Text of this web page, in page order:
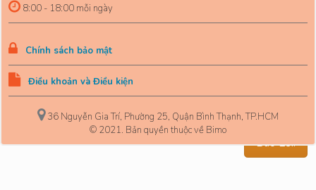
Báo Lỗi!
8:00 - 18:00 mỗi ngày
Chính sách bảo mật
Điều khoản và Điều kiện
36 Nguyễn Gia Trí, Phường 25, Quận Bình Thạnh, TP.HCM
© 2021. Bản quyền thuộc về Bimo